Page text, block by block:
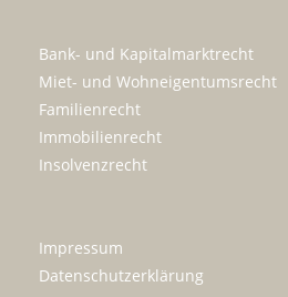
Bank- und Kapitalmarktrecht
Miet- und Wohneigentumsrecht
Familienrecht
Immobilienrecht
Insolvenzrecht
Impressum
Datenschutzerklärung